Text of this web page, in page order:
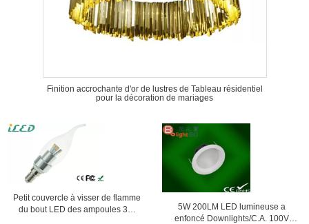
Finition accrochante d'or de lustres de Tableau résidentiel
pour la décoration de mariages
Petit couvercle à visser de flamme
du bout LED des ampoules 3W
5W 200LM LED lumineuse a
enfoncé Downlights/C.A. 100V